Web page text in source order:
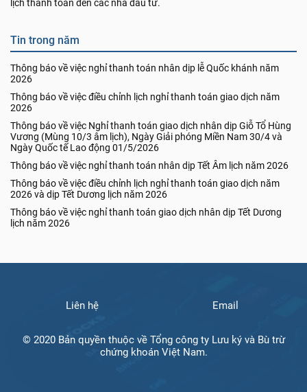
lịch thanh toán đến các nhà đầu tư.
Tin trong năm
Thông báo về việc nghỉ thanh toán nhân dịp lễ Quốc khánh năm
2026
Thông báo về việc điều chỉnh lịch nghỉ thanh toán giao dịch năm
2026
Thông báo về việc Nghỉ thanh toán giao dịch nhân dịp Giỗ Tổ Hùng
Vương (Mùng 10/3 âm lịch), Ngày Giải phóng Miền Nam 30/4 và
Ngày Quốc tế Lao động 01/5/2026
Thông báo về việc nghỉ thanh toán nhân dịp Tết Âm lịch năm 2026
Thông báo về việc điều chỉnh lịch nghỉ thanh toán giao dịch năm
2026 và dịp Tết Dương lịch năm 2026
Thông báo về việc nghỉ thanh toán giao dịch nhân dịp Tết Dương
lịch năm 2026
Liên hệ Email
© 2020 Bản quyền thuộc về Tổng công ty Lưu ký và Bù trừ
chứng khoán Việt Nam.